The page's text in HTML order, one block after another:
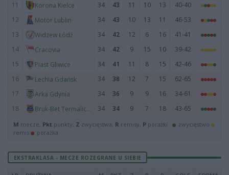
11
Korona Kielce 34 43 11 10 13
40-40
12
Motor Lublin 34 43 10 13 11
46-53
13
Widzew Łódź 34 42 12 6 16
41-41
14
Cracovia 34 42 9 15 10
39-42
15
Piast Gliwice 34 41 11 8 15
42-46
16
Lechia Gdańsk 34 38 12 7 15
62-65
17
Arka Gdynia 34 36 9 9 16
34-61
18
Bruk-Bet Termalica Nieciecza 34 34 9 7 18 43-65
M mecze, Pkt punkty, Z zwycięstwa, R remisy, P porażki ·
zwycięstwo
remis
porażka
EKSTRAKLASA - MECZE ROZEGRANE U SIEBIE